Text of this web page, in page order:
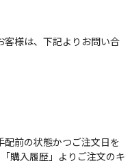
様は、下記よりお問い合
前の状態かつご注文日を
購入履歴」よりご注文のキ